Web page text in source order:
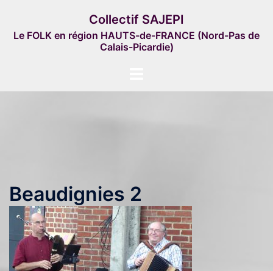
contenu
Collectif SAJEPI
Le FOLK en région HAUTS-de-FRANCE (Nord-Pas de
Calais-Picardie)
Beaudignies 2